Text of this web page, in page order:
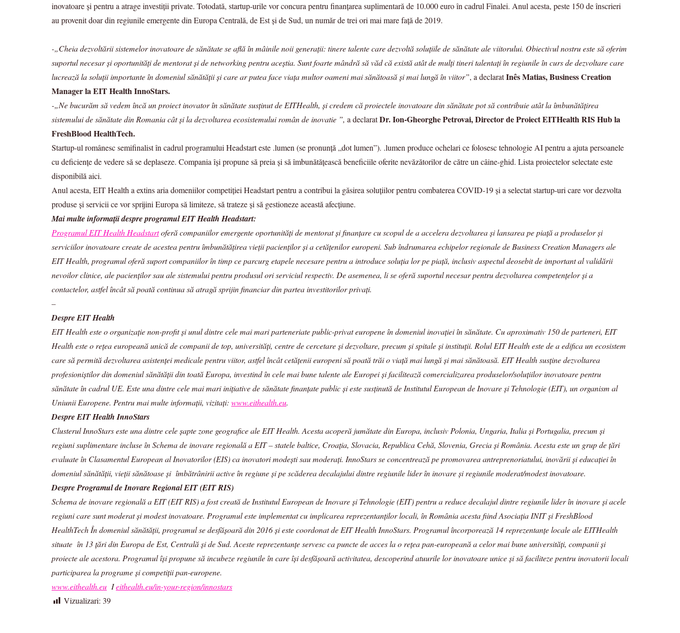
inovatoare și pentru a atrage investiții private. Totodată, startup-urile vor concura pentru finanțarea suplimentară de 10.000 euro în cadrul Finalei. Anul acesta, peste 150 de înscrieri
au provenit doar din regiunile emergente din Europa Centrală, de Est și de Sud, un număr de trei ori mai mare față de 2019.
-„Cheia dezvoltării sistemelor inovatoare de sănătate se află în mâinile noii generații: tinere talente care dezvoltă soluțiile de sănătate ale viitorului. Obiectivul nostru este să oferim
suportul necesar și oportunități de mentorat și de networking pentru aceștia. Sunt foarte mândră să văd că există atât de mulți tineri talentați în regiunile în curs de dezvoltare care
lucrează la soluții importante în domeniul sănătății și care ar putea face viața multor oameni mai sănătoasă și mai lungă în viitor”, a declaratInês Matias, Business Creation
Manager la EIT Health InnoStars.
-„Ne bucurăm să vedem încă un proiect inovator în sănătate susținut de EITHealth, și credem că proiectele inovatoare din sănătate pot să contribuie atât la îmbunătățirea
sistemului de sănătate din Romania cât și la dezvoltarea ecosistemului român de inovatie ”, a declaratDr. Ion-Gheorghe Petrovai, Director de Proiect EITHealth RIS Hub la
FreshBlood HealthTech.
Startup-ul românesc semifinalist în cadrul programului Headstart este .lumen (se pronunță „dot lumen”). .lumen produce ochelari ce folosesc tehnologie AI pentru a ajuta persoanele
cu deficiențe de vedere să se deplaseze. Compania își propune să preia și să îmbunătățească beneficiile oferite nevăzătorilor de către un câine-ghid. Lista proiectelor selectate este
disponibilă aici.
Anul acesta, EIT Health a extins aria domeniilor competiției Headstart pentru a contribui la găsirea soluțiilor pentru combaterea COVID-19 și a selectat startup-uri care vor dezvolta
produse și servicii ce vor sprijini Europa să limiteze, să trateze și să gestioneze această afecțiune.
Mai multe informații despre programul EIT Health Headstart:
Programul EIT Health Headstartoferă companiilor emergente oportunități de mentorat și finanțare cu scopul de a accelera dezvoltarea și lansarea pe piață a produselor și
serviciilor inovatoare create de acestea pentru îmbunătățirea vieții pacienților și a cetățenilor europeni. Sub îndrumarea echipelor regionale de Business Creation Managers ale
EIT Health, programul oferă suport companiilor în timp ce parcurg etapele necesare pentru a introduce soluția lor pe piață, inclusiv aspectul deosebit de important al validării
nevoilor clinice, ale pacienților sau ale sistemului pentru produsul ori serviciul respectiv. De asemenea, li se oferă suportul necesar pentru dezvoltarea competențelor și a
contactelor, astfel încât să poată continua să atragă sprijin financiar din partea investitorilor privați.
–
Despre EIT Health
EIT Health este o organizație non-profit și unul dintre cele mai mari parteneriate public-privat europene în domeniul inovației în sănătate. Cu aproximativ 150 de parteneri, EIT
Health este o rețea europeană unică de companii de top, universități, centre de cercetare și dezvoltare, precum și spitale și instituții. Rolul EIT Health este de a edifica un ecosistem
care să permită dezvoltarea asistenței medicale pentru viitor, astfel încât cetățenii europeni să poată trăi o viață mai lungă și mai sănătoasă. EIT Health susține dezvoltarea
profesioniștilor din domeniul sănătății din toată Europa, investind în cele mai bune talente ale Europei și facilitează comercializarea produselor/soluțiilor inovatoare pentru
sănătate în cadrul UE. Este una dintre cele mai mari inițiative de sănătate finanțate public și este susținută de Institutul European de Inovare și Tehnologie (EIT), un organism al
Uniunii Europene. Pentru mai multe informații, vizitați: www.eithealth.eu.
Despre EIT Health InnoStars
Clusterul InnoStars este una dintre cele șapte zone geografice ale EIT Health. Acesta acoperă jumătate din Europa, inclusiv Polonia, Ungaria, Italia și Portugalia, precum și
regiuni suplimentare incluse în Schema de inovare regională a EIT – statele baltice, Croația, Slovacia, Republica Cehă, Slovenia, Grecia și România. Acesta este un grup de țări
evaluate în Clasamentul European al Inovatorilor (EIS) ca inovatori modești sau moderați. InnoStars se concentrează pe promovarea antreprenoriatului, inovării și educației în
domeniul sănătății, vieții sănătoase și îmbătrânirii active în regiune și pe scăderea decalajului dintre regiunile lider în inovare și regiunile moderat/modest inovatoare.
Despre Programul de Inovare Regional EIT (EIT RIS)
Schema de inovare regională a EIT (EIT RIS) a fost creată de Institutul European de Inovare și Tehnologie (EIT) pentru a reduce decalajul dintre regiunile lider în inovare și acele
regiuni care sunt moderat și modest inovatoare. Programul este implementat cu implicarea reprezentanților locali, în România acesta fiind Asociația INIT și FreshBlood
HealthTech În domeniul sănătății, programul se desfășoară din 2016 și este coordonat de EIT Health InnoStars. Programul încorporează 14 reprezentanțe locale ale EITHealth
situate în 13 țări din Europa de Est, Centrală și de Sud. Aceste reprezentanțe servesc ca puncte de acces la o rețea pan-europeană a celor mai bune universități, companii și
proiecte ale acestora. Programul își propune să incubeze regiunile în care își desfășoară activitatea, descoperind atuurile lor inovatoare unice și să faciliteze pentru inovatorii locali
participarea la programe și competiții pan-europene.
www.eithealth.eu Ieithealth.eu/in-your-region/innostars
Vizualizari: 39